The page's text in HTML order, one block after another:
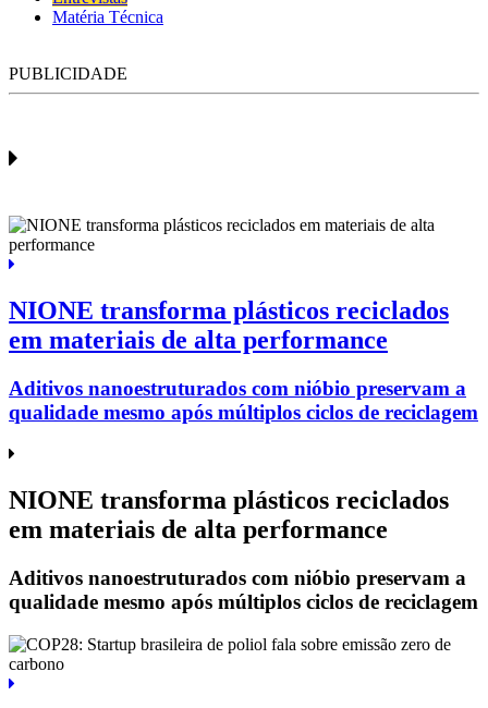
Matéria Técnica
PUBLICIDADE
NIONE transforma plásticos reciclados
em materiais de alta performance
Aditivos nanoestruturados com nióbio preservam a
qualidade mesmo após múltiplos ciclos de reciclagem
NIONE transforma plásticos reciclados
em materiais de alta performance
Aditivos nanoestruturados com nióbio preservam a
qualidade mesmo após múltiplos ciclos de reciclagem